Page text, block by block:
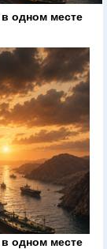
одном месте
одном месте